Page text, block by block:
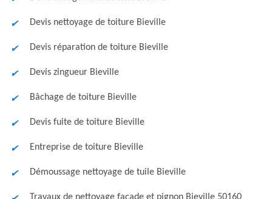
Devis nettoyage de toiture Bieville
Devis réparation de toiture Bieville
Devis zingueur Bieville
Bâchage de toiture Bieville
Devis fuite de toiture Bieville
Entreprise de toiture Bieville
Démoussage nettoyage de tuile Bieville